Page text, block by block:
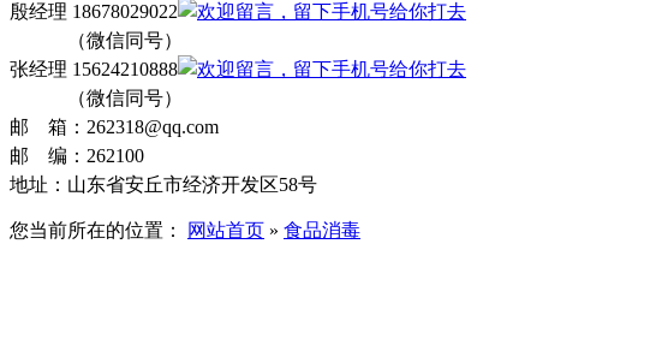
殷经理 18678029022
（微信同号）
张经理 15624210888
（微信同号）
邮 箱：262318@qq.com
邮 编：262100
地址：山东省安丘市经济开发区58号
您当前所在的位置： 网站首页 » 食品消毒